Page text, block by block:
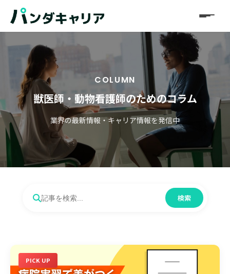
COLUMN
獣医師・動物看護師のためのコラム
業界の最新情報・キャリア情報を発信中
検索
PICK UP